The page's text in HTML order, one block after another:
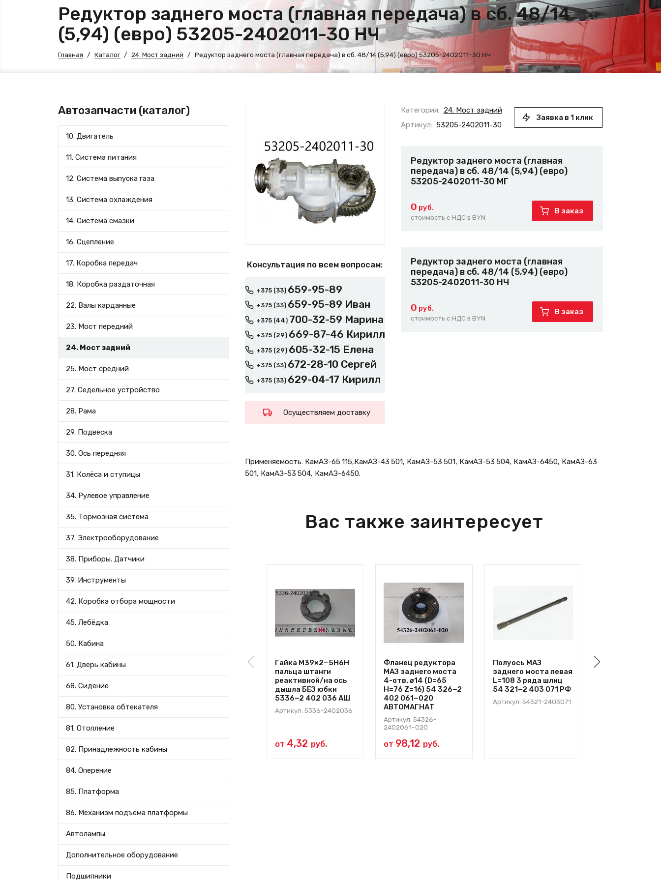
Редуктор заднего моста (главная передача) в сб. 48/14
(5,94) (евро) 53205-2402011-30 НЧ
Главная Каталог 24. Мост задний Редуктор заднего моста (главная передача) в сб. 48/14 (5,94) (евро) 53205-2402011-30 НЧ
Автозапчасти (каталог)
10. Двигатель
11. Система питания
12. Система выпуска газа
13. Система охлаждения
14. Система смазки
16. Сцепление
17. Коробка передач
18. Коробка раздаточная
22. Валы карданные
23. Мост передний
24. Мост задний
25. Мост средний
27. Седельное устройство
28. Рама
29. Подвеска
30. Ось передняя
31. Колёса и ступицы
34. Рулевое управление
35. Тормозная система
37. Электрооборудование
38. Приборы. Датчики
39. Инструменты
42. Коробка отбора мощности
45. Лебёдка
50. Кабина
61. Дверь кабины
68. Сидение
80. Установка обтекателя
81. Отопление
82. Принадлежность кабины
84. Оперение
85. Платформа
86. Механизм подъёма платформы
Автолампы
Дополнительное оборудование
Подшипники
Консультация по всем вопросам:
+375 (33) 659-95-89
+375 (33) 659-95-89 Иван
+375 (44) 700-32-59 Марина
+375 (29) 669-87-46 Кирилл
+375 (29) 605-32-15 Елена
+375 (33) 672-28-10 Сергей
+375 (33) 629-04-17 Кирилл
Осуществляем доставку
Категория: 24. Мост задний
Артикул: 53205-2402011-30
Заявка в 1 клик
Редуктор заднего моста (главная
передача) в сб. 48/14 (5,94) (евро)
53205-2402011-30 МГ
0 руб.
стоимость с НДС в BYN
В заказ
Редуктор заднего моста (главная
передача) в сб. 48/14 (5,94) (евро)
53205-2402011-30 НЧ
0 руб.
стоимость с НДС в BYN
В заказ
Применяемость: КамАЗ-65 115,КамАЗ-43 501, КамАЗ-53 501, КамАЗ-53 504, КамАЗ-6450, КамАЗ-63
501, КамАЗ-53 504, КамАЗ-6450.
Вас также заинтересует
Гайка М39×2−5Н6Н
пальца штанги
реактивной/на ось
дышла БЕЗ юбки
5336−2 402 036 АШ
Артикул: 5336-2402036
от 4,32 руб.
Фланец редуктора
МАЗ заднего моста
4-отв. ø14 (D=65
H=76 Z=16) 54 326−2
402 061−020
АВТОМАГНАТ
Артикул: 54326-
2402061-020
от 98,12 руб.
Полуось МАЗ
заднего моста левая
L=108 3 ряда шлиц
54 321−2 403 071 РФ
Артикул: 54321-2403071